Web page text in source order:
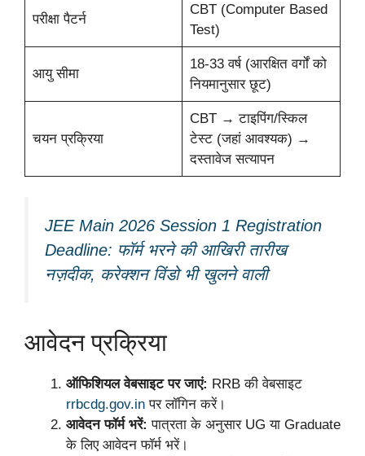
परीक्षा पैटर्न
CBT (Computer Based
Test)
आयु सीमा
18-33 वर्ष (आरक्षित वर्गों को
नियमानुसार छूट)
चयन प्रक्रिया
CBT → टाइपिंग/स्किल
टेस्ट (जहां आवश्यक) →
दस्तावेज सत्यापन
JEE Main 2026 Session 1 Registration
Deadline: फॉर्म भरने की आखिरी तारीख
नज़दीक, करेक्शन विंडो भी खुलने वाली
आवेदन प्रक्रिया
ऑफिशियल वेबसाइट पर जाएं: RRB की वेबसाइट
rrbcdg.gov.in पर लॉगिन करें।
आवेदन फॉर्म भरें: पात्रता के अनुसार UG या Graduate
के लिए आवेदन फॉर्म भरें।